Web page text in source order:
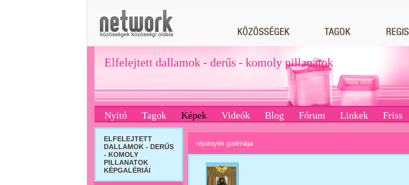
Elfelejtett dallamok - derűs - komoly pillanatok
Nyitó Tagok Képek Videók Blog Fórum Linkek Friss
ELFELEJTETT
DALLAMOK - DERŰS
- KOMOLY
PILLANATOK
KÉPGALÉRIÁI
répásyék galériája